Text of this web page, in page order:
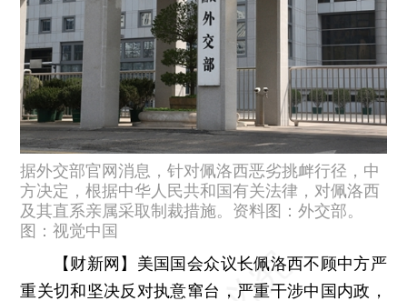
据外交部官网消息，针对佩洛西恶劣挑衅行径，中
方决定，根据中华人民共和国有关法律，对佩洛西
及其直系亲属采取制裁措施。资料图：外交部。
图：视觉中国
【财新网】 美国国会众议长佩洛西不顾中方严
重关切和坚决反对执意窜台，严重干涉中国内政，